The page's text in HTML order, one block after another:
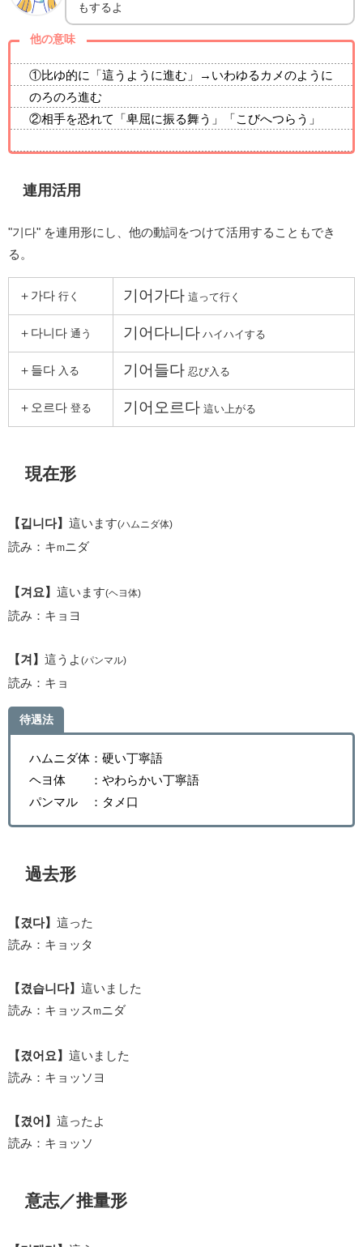
もするよ
他の意味
①比ゆ的に「這うように進む」→いわゆるカメのように
のろのろ進む
②相手を恐れて「卑屈に振る舞う」「こびへつらう」
連用活用
"기다" を連用形にし、他の動詞をつけて活用することもでき
る。
＋가다 行く 기어가다 這って行く
＋다니다 通う 기어다니다 ハイハイする
＋들다 入る 기어들다 忍び入る
＋오르다 登る 기어오르다 這い上がる
現在形
【깁니다】 這います(ハムニダ体)
読み：キm ニダ
【겨요】 這います(ヘヨ体)
読み：キョヨ
【겨】 這うよ (パンマル)
読み：キョ
待遇法
ハムニダ体：硬い丁寧語
ヘヨ体 ：やわらかい丁寧語
パンマル ：タメ口
過去形
【겼다】 這った
読み：キョッタ
【겼습니다】 這いました
読み：キョッスmニダ
【겼어요】 這いました
読み：キョッソヨ
【겼어】 這ったよ
読み：キョッソ
意志／推量形